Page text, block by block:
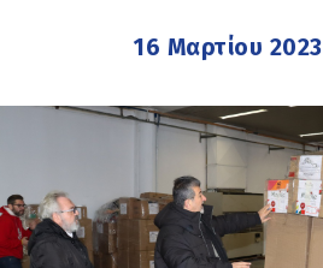
16 Μαρτίου 2023